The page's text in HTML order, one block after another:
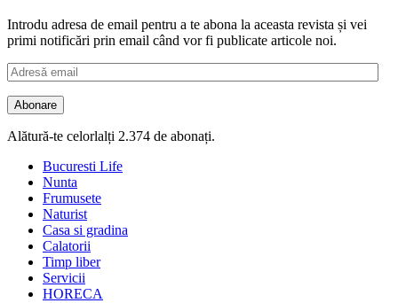
Introdu adresa de email pentru a te abona la aceasta revista și vei
primi notificări prin email când vor fi publicate articole noi.
Adresă
email
Abonare
Alătură-te celorlalți 2.374 de abonați.
Bucuresti Life
Nunta
Frumusete
Naturist
Casa si gradina
Calatorii
Timp liber
Servicii
HORECA